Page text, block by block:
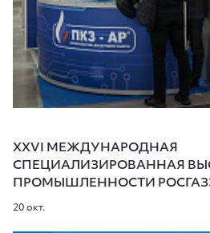
XXVI МЕЖДУНАРОДНАЯ
СПЕЦИАЛИЗИРОВАННАЯ
ПРОМЫШЛЕННОСТИ
20 окт.